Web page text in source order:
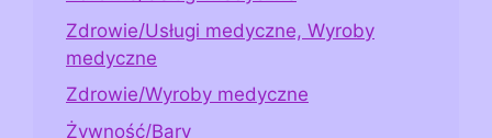
Zdrowie/Usługi medyczne, Wyroby
medyczne
Zdrowie/Wyroby medyczne
Żywność/Bary